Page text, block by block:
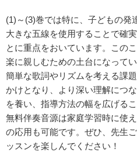
(1)～(3)巻では特に、子どもの発
大きな五線を使用することで確
とに重点をおいています。この
楽に親しむための土台になってい
簡単な歌詞やリズムを考える課
かけとなり、より深い理解につ
を養い、指導方法の幅を広げるこ
無料伴奏音源は家庭学習時に使
の応用も可能です。ぜひ、先生
ッスンを楽しんでください！